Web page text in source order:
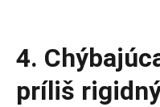
4.
príliš